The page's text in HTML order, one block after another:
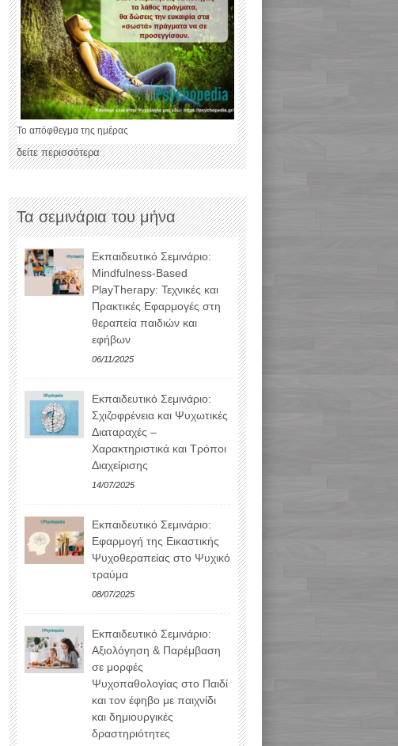
Το απόφθεγμα της ημέρας
δείτε περισσότερα
Τα σεμινάρια του μήνα
Εκπαιδευτικό Σεμινάριο:
Mindfulness-Based
PlayTherapy: Τεχνικές και
Πρακτικές Εφαρμογές στη
θεραπεία παιδιών και
εφήβων
06/11/2025
Εκπαιδευτικό Σεμινάριο:
Σχιζοφρένεια και Ψυχωτικές
Διαταραχές –
Χαρακτηριστικά και Τρόποι
Διαχείρισης
14/07/2025
Εκπαιδευτικό Σεμινάριο:
Εφαρμογή της Εικαστικής
Ψυχοθεραπείας στο Ψυχικό
τραύμα
08/07/2025
Εκπαιδευτικό Σεμινάριο:
Αξιολόγηση & Παρέμβαση
σε μορφές
Ψυχοπαθολογίας στο Παιδί
και τον έφηβο με παιχνίδι
και δημιουργικές
δραστηριότητες